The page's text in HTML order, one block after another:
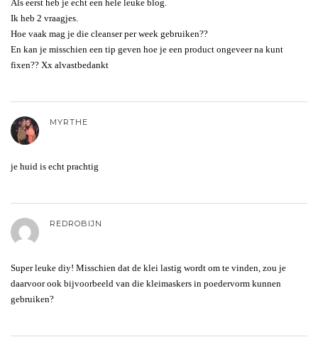
Als eerst heb je echt een hele leuke blog.
Ik heb 2 vraagjes.
Hoe vaak mag je die cleanser per week gebruiken??
En kan je misschien een tip geven hoe je een product ongeveer na kunt
fixen?? Xx alvastbedankt
MYRTHE
je huid is echt prachtig
REDROBIJN
Super leuke diy! Misschien dat de klei lastig wordt om te vinden, zou je
daarvoor ook bijvoorbeeld van die kleimaskers in poedervorm kunnen
gebruiken?